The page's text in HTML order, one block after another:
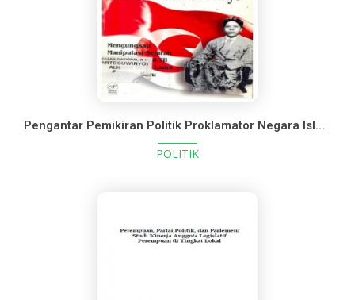
Pengantar Pemikiran Politik Proklamator Negara Islam Indonesia S.M. Kartosoewirjo
POLITIK